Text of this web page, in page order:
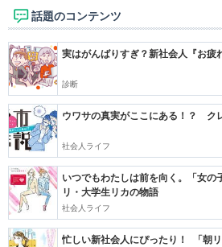
話題のコンテンツ
実はがんばりすぎ？新社会人『お疲
診断
ウワサの真実がここにある！？ ク
社会人ライフ
いつでもわたしは前を向く。「女の
リ・大学生リカの物語
社会人ライフ
忙しい新社会人にぴったり！ 「朝